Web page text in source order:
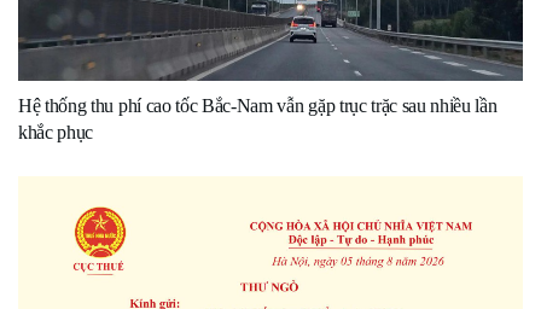
Hệ thống thu phí cao tốc Bắc-Nam vẫn gặp trục trặc sau nhiều lần
khắc phục